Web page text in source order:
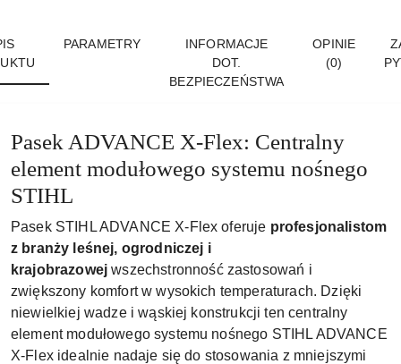
PARAMETRY
INFORMACJE
DOT.
BEZPIECZEŃSTWA
OPINIE
(0)
Pasek ADVANCE X-Flex: Centralny
element modułowego systemu nośnego
STIHL
Pasek STIHL ADVANCE X-Flex oferuje profesjonalistom
z branży leśnej, ogrodniczej i
krajobrazowej wszechstronność zastosowań i
zwiększony komfort w wysokich temperaturach. Dzięki
niewielkiej wadze i wąskiej konstrukcji ten centralny
element modułowego systemu nośnego STIHL ADVANCE
X-Flex idealnie nadaje się do stosowania z mniejszymi